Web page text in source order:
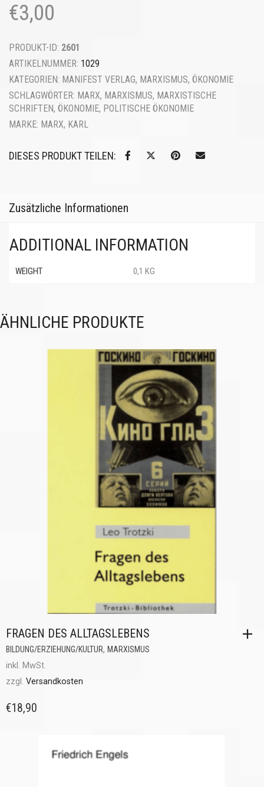
€3,00
PRODUKT-ID: 2601
ARTIKELNUMMER: 1029
KATEGORIEN: MANIFEST VERLAG, MARXISMUS, ÖKONOMIE
SCHLAGWÖRTER: MARX, MARXISMUS, MARXISTISCHE
SCHRIFTEN, ÖKONOMIE, POLITISCHE ÖKONOMIE
MARKE: MARX, KARL
DIESES PRODUKT TEILEN:
Zusätzliche Informationen
ADDITIONAL INFORMATION
WEIGHT 0,1 KG
ÄHNLICHE PRODUKTE
FRAGEN DES ALLTAGSLEBENS
BILDUNG/ERZIEHUNG/KULTUR, MARXISMUS
inkl. MwSt.
zzgl. Versandkosten
€18,90